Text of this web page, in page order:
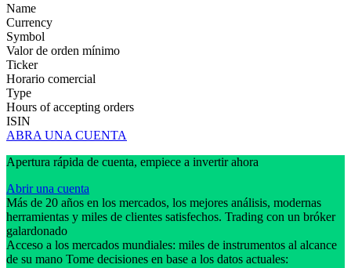
Name
Currency
Symbol
Valor de orden mínimo
Ticker
Horario comercial
Type
Hours of accepting orders
ISIN
ABRA UNA CUENTA
Apertura rápida de cuenta, empiece a invertir ahora
Abrir una cuenta
Más de 20 años en los mercados, los mejores análisis, modernas
herramientas y miles de clientes satisfechos. Trading con un bróker
galardonado
Acceso a los mercados mundiales: miles de instrumentos al alcance
de su mano Tome decisiones en base a los datos actuales: